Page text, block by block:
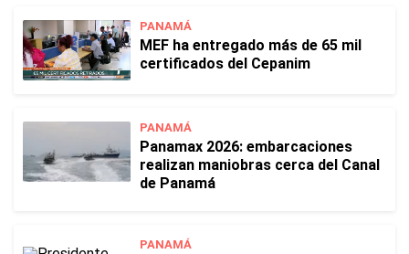
PANAMÁ
MEF ha entregado más de 65 mil
certificados del Cepanim
PANAMÁ
Panamax 2026: embarcaciones
realizan maniobras cerca del Canal
de Panamá
PANAMÁ